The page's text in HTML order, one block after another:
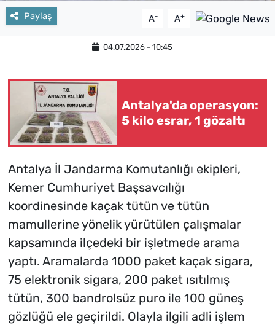
Paylaş A- A+
04.07.2026 - 10:45
Antalya'da operasyon:
5 kilo esrar, 1 gözaltı
Antalya İl Jandarma Komutanlığı ekipleri,
Kemer Cumhuriyet Başsavcılığı
koordinesinde kaçak tütün ve tütün
mamullerine yönelik yürütülen çalışmalar
kapsamında ilçedeki bir işletmede arama
yaptı. Aramalarda 1000 paket kaçak sigara,
75 elektronik sigara, 200 paket ısıtılmış
tütün, 300 bandrolsüz puro ile 100 güneş
gözlüğü ele geçirildi. Olayla ilgili adli işlem